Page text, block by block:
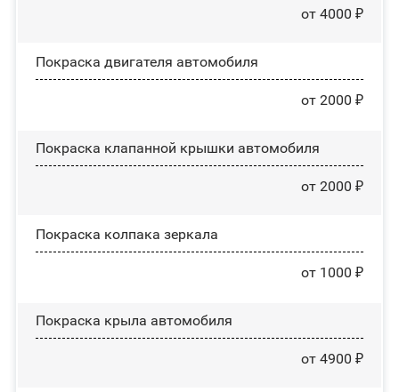
от 4000 ₽
Покраска двигателя автомобиля
от 2000 ₽
Покраска клапанной крышки автомобиля
от 2000 ₽
Покраска колпака зеркала
от 1000 ₽
Покраска крыла автомобиля
от 4900 ₽